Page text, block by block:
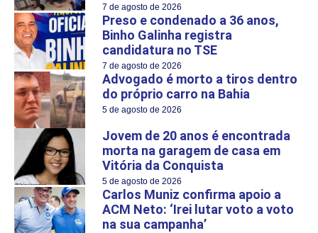
7 de agosto de 2026
Preso e condenado a 36 anos,
Binho Galinha registra
candidatura no TSE
7 de agosto de 2026
Advogado é morto a tiros dentro
do próprio carro na Bahia
5 de agosto de 2026
Jovem de 20 anos é encontrada
morta na garagem de casa em
Vitória da Conquista
5 de agosto de 2026
Carlos Muniz confirma apoio a
ACM Neto: ‘Irei lutar voto a voto
na sua campanha’